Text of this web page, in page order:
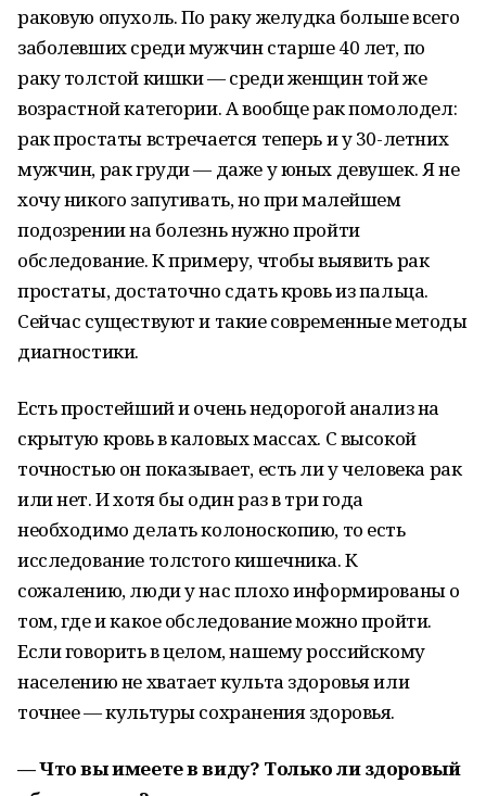
раковую опухоль. По раку желудка больше всего
заболевших среди мужчин старше 40 лет, по
раку толстой кишки — среди женщин той же
возрастной категории. А вообще рак помолодел:
рак простаты встречается теперь и у 30-летних
мужчин, рак груди — даже у юных девушек. Я не
хочу никого запугивать, но при малейшем
подозрении на болезнь нужно пройти
обследование. К примеру, чтобы выявить рак
простаты, достаточно сдать кровь из пальца.
Сейчас существуют и такие современные методы
диагностики.
Есть простейший и очень недорогой анализ на
скрытую кровь в каловых массах. С высокой
точностью он показывает, есть ли у человека рак
или нет. И хотя бы один раз в три года
необходимо делать колоноскопию, то есть
исследование толстого кишечника. К
сожалению, люди у нас плохо информированы о
том, где и какое обследование можно пройти.
Если говорить в целом, нашему российскому
населению не хватает культа здоровья или
точнее — культуры сохранения здоровья.
— Что вы имеете в виду? Только ли здоровый